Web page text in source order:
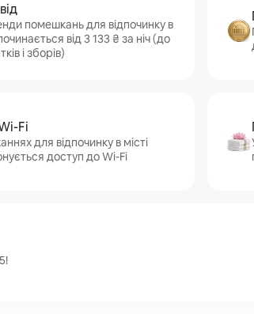
помешкань для відпочинку в
від 3 133 ₴ за ніч (до
і зборів)
Fi
для відпочинку в місті
доступ до Wi-Fi